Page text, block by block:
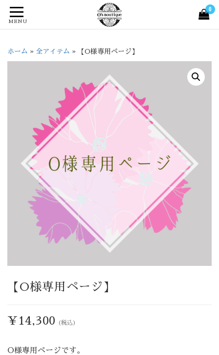
MENU
0
ホーム » 全アイテム » 【O様専用ページ】
【O様専用ページ】
¥ 14,300 (税込)
O様専用ページです。